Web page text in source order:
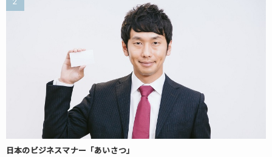
日本のビジネスマナー「あいさつ」